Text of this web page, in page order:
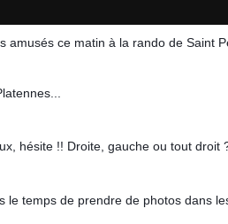
amusés ce matin à la rando de Saint
hésite !! Droite, gauche ou tout droit
le temps de prendre de photos dans